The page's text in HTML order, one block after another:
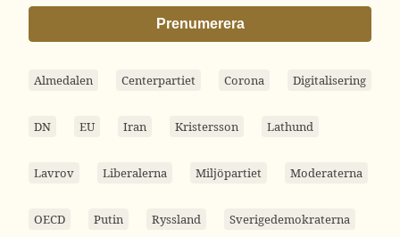
Prenumerera
Almedalen Centerpartiet Corona Digitalisering
DN EU Iran Kristersson Lathund
Lavrov Liberalerna Miljöpartiet Moderaterna
OECD Putin Ryssland Sverigedemokraterna